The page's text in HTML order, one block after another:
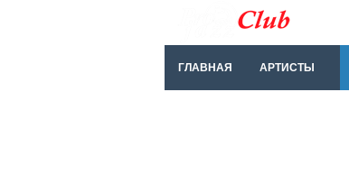
ГЛАВНАЯ АРТИСТЫ